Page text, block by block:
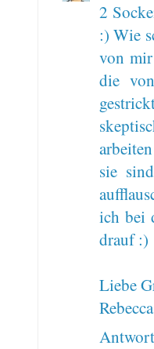
2
:) Wie
von
die
sie
ich bei
drauf :)
Liebe
Rebecca